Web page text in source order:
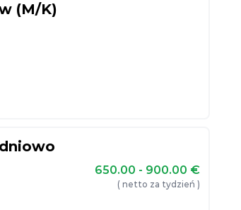
(M/K)
650.00 - 900.00 €
( netto za tydzień )